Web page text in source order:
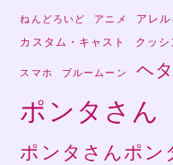
ねんどろいど アニメ アレル
カスタム・キャスト
クッ
スマホ ブルームーン ヘ
ポンタさん
ポンタさんポン